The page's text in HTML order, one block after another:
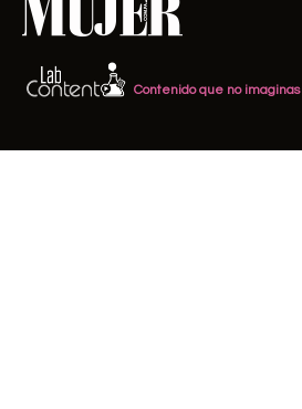
Contenido que no imaginas